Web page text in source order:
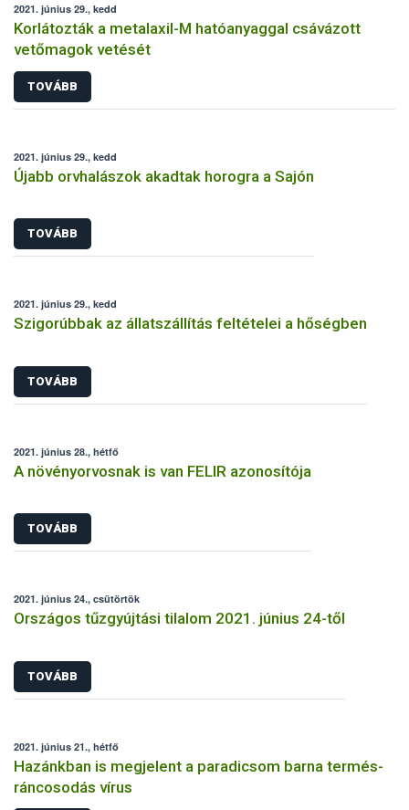
2021. június 29., kedd
Korlátozták a metalaxil-M hatóanyaggal csávázott
vetőmagok vetését
TOVÁBB
2021. június 29., kedd
Újabb orvhalászok akadtak horogra a Sajón
TOVÁBB
2021. június 29., kedd
Szigorúbbak az állatszállítás feltételei a hőségben
TOVÁBB
2021. június 28., hétfő
A növényorvosnak is van FELIR azonosítója
TOVÁBB
2021. június 24., csütörtök
Országos tűzgyújtási tilalom 2021. június 24-től
TOVÁBB
2021. június 21., hétfő
Hazánkban is megjelent a paradicsom barna termés-
ráncosodás vírus